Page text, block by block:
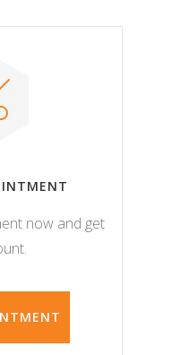
now and get